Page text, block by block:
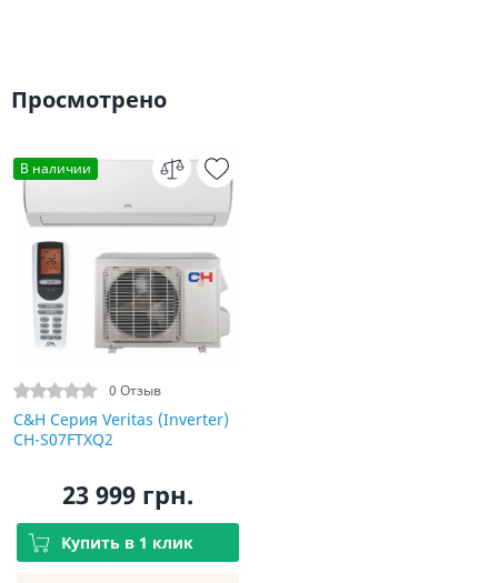
Просмотрено
В наличии
0 Отзыв
C&H Серия Veritas (Inverter)
CH-S07FTXQ2
23 999 грн.
Купить в 1 клик